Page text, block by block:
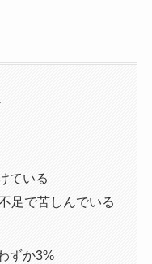
ている
足で苦しんでいる
ずか3%